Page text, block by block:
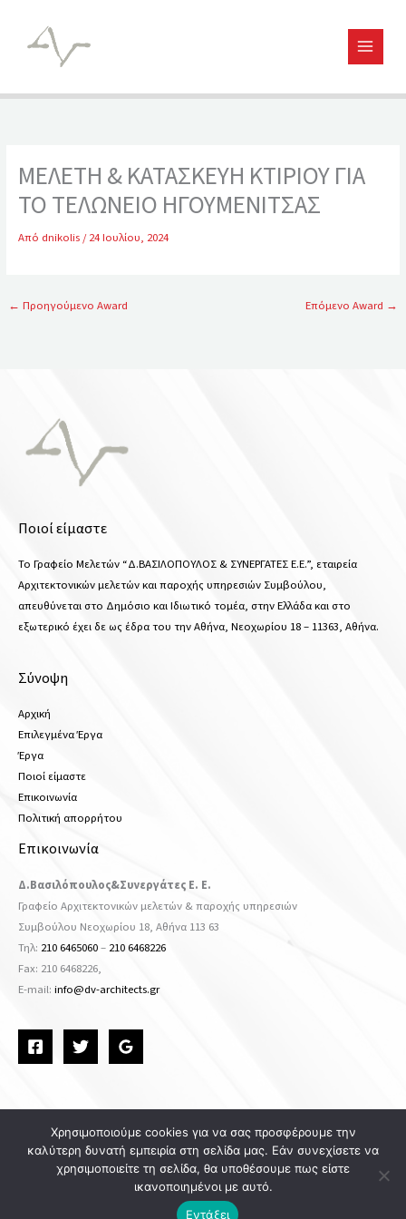
περιεχόμενο
ΜΕΛΕΤΗ & ΚΑΤΑΣΚΕΥΗ ΚΤΙΡΙΟΥ ΓΙΑ
ΤΟ ΤΕΛΩΝΕΙΟ ΗΓΟΥΜΕΝΙΤΣΑΣ
Από dnikolis/24 Ιουλίου, 2024
← Προηγούμενο Award Επόμενο Award →
Ποιοί είμαστε
Το Γραφείο Μελετών “Δ.ΒΑΣΙΛΟΠΟΥΛΟΣ & ΣΥΝΕΡΓΑΤΕΣ Ε.Ε.”, εταιρεία
Αρχιτεκτονικών μελετών και παροχής υπηρεσιών Συμβούλου,
απευθύνεται στο Δημόσιο και Ιδιωτικό τομέα, στην Ελλάδα και στο
εξωτερικό έχει δε ως έδρα του την Αθήνα, Νεοχωρίου 18 – 11363, Αθήνα.
Σύνοψη
Αρχική
Επιλεγμένα Έργα
Έργα
Ποιοί είμαστε
Επικοινωνία
Πολιτική απορρήτου
Επικοινωνία
Δ.Βασιλόπουλος&Συνεργάτες Ε. Ε.
Γραφείο Αρχιτεκτονικών μελετών & παροχής υπηρεσιών
Συμβούλου Νεοχωρίου 18, Αθήνα 113 63
Τηλ: 210 6465060– 210 6468226
Fax: 210 6468226,
Ε-mail: info@dv-architects.gr
Copyright © 2026 DV ARCHITECTS
Powered by
Χρησιμοποιούμε cookies για να σας προσφέρουμε την
καλύτερη δυνατή εμπειρία στη σελίδα μας. Εάν συνεχίσετε να
χρησιμοποιείτε τη σελίδα, θα υποθέσουμε πως είστε
ικανοποιημένοι με αυτό.
Εντάξει